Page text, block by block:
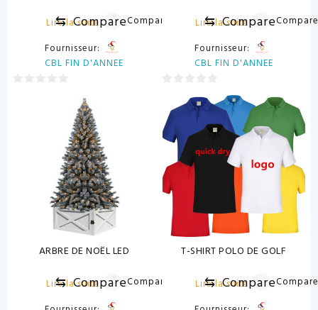
Lire la suite
⇆ CompareCompare
Fournisseur:
CBL FIN D'ANNEE
Lire la suite
⇆ Compare
Fournisseur:
CBL FIN D'ANNEE
sur
5
ARBRE DE NOËL LED
Lire la suite
⇆ CompareCompare
T-SHIRT POLO DE GOLF
Lire la suite
⇆ Compare